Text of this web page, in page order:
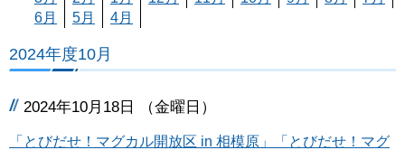
6月
5月 4月
2024年度10月
2024年10月18日 （金曜日）
「とびだせ！マグカル開放区 in 相模原」「とびだせ！マグ